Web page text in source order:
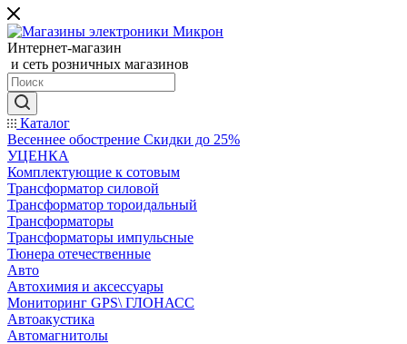
Интернет-магазин
и сеть розничных магазинов
Каталог
Весеннее обострение Скидки до 25%
УЦЕНКА
Комплектующие к сотовым
Трансформатор силовой
Трансформатор тороидальный
Трансформаторы
Трансформаторы импульсные
Тюнера отечественные
Авто
Автохимия и аксессуары
Мониторинг GPS\ ГЛОНАСС
Автоакустика
Автомагнитолы